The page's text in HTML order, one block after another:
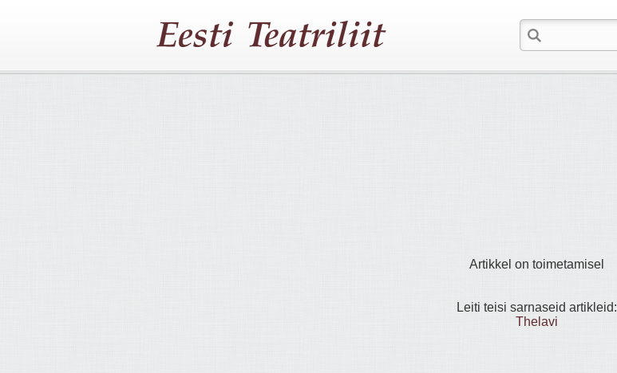
Artikkel on toimetamisel
Leiti teisi sarnaseid artikleid:
Thelavi